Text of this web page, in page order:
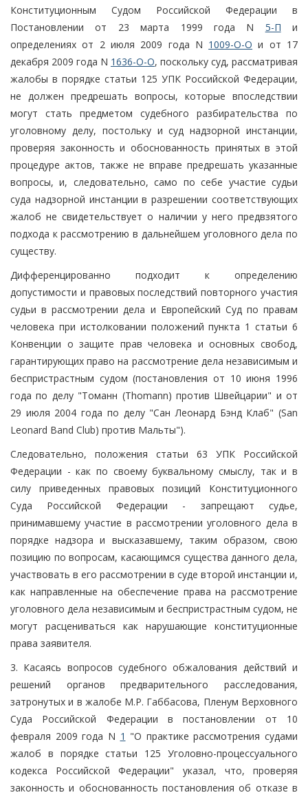
Конституционным Судом Российской Федерации в
Постановлении от 23 марта 1999 года N 5-П и
определениях от 2 июля 2009 года N 1009-О-О и от 17
декабря 2009 года N 1636-О-О, поскольку суд, рассматривая
жалобы в порядке статьи 125 УПК Российской Федерации,
не должен предрешать вопросы, которые впоследствии
могут стать предметом судебного разбирательства по
уголовному делу, постольку и суд надзорной инстанции,
проверяя законность и обоснованность принятых в этой
процедуре актов, также не вправе предрешать указанные
вопросы, и, следовательно, само по себе участие судьи
суда надзорной инстанции в разрешении соответствующих
жалоб не свидетельствует о наличии у него предвзятого
подхода к рассмотрению в дальнейшем уголовного дела по
существу.
Дифференцированно подходит к определению
допустимости и правовых последствий повторного участия
судьи в рассмотрении дела и Европейский Суд по правам
человека при истолковании положений пункта 1 статьи 6
Конвенции о защите прав человека и основных свобод,
гарантирующих право на рассмотрение дела независимым и
беспристрастным судом (постановления от 10 июня 1996
года по делу "Томанн (Thomann) против Швейцарии" и от
29 июля 2004 года по делу "Сан Леонард Бэнд Клаб" (San
Leonard Band Club) против Мальты").
Следовательно, положения статьи 63 УПК Российской
Федерации - как по своему буквальному смыслу, так и в
силу приведенных правовых позиций Конституционного
Суда Российской Федерации - запрещают судье,
принимавшему участие в рассмотрении уголовного дела в
порядке надзора и высказавшему, таким образом, свою
позицию по вопросам, касающимся существа данного дела,
участвовать в его рассмотрении в суде второй инстанции и,
как направленные на обеспечение права на рассмотрение
уголовного дела независимым и беспристрастным судом, не
могут расцениваться как нарушающие конституционные
права заявителя.
3. Касаясь вопросов судебного обжалования действий и
решений органов предварительного расследования,
затронутых и в жалобе М.Р. Габбасова, Пленум Верховного
Суда Российской Федерации в постановлении от 10
февраля 2009 года N 1 "О практике рассмотрения судами
жалоб в порядке статьи 125 Уголовно-процессуального
кодекса Российской Федерации" указал, что, проверяя
законность и обоснованность постановления об отказе в